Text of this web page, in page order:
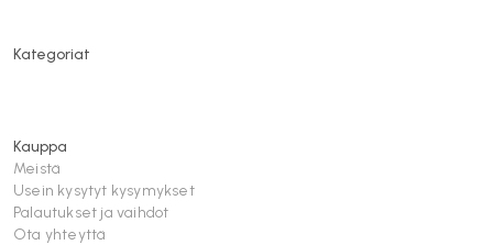
Kategoriat
Kauppa
Meistä
Usein kysytyt kysymykset
Palautukset ja vaihdot
Ota yhteyttä